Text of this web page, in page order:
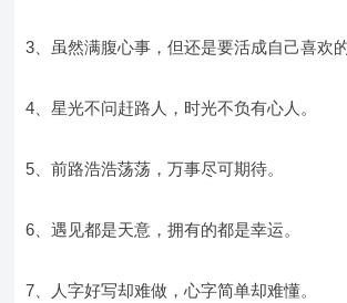
3、虽然满腹心事，但还是要活成自己喜欢的
4、星光不问赶路人，时光不负有心人。
5、前路浩浩荡荡，万事尽可期待。
6、遇见都是天意，拥有的都是幸运。
7、人字好写却难做，心字简单却难懂。